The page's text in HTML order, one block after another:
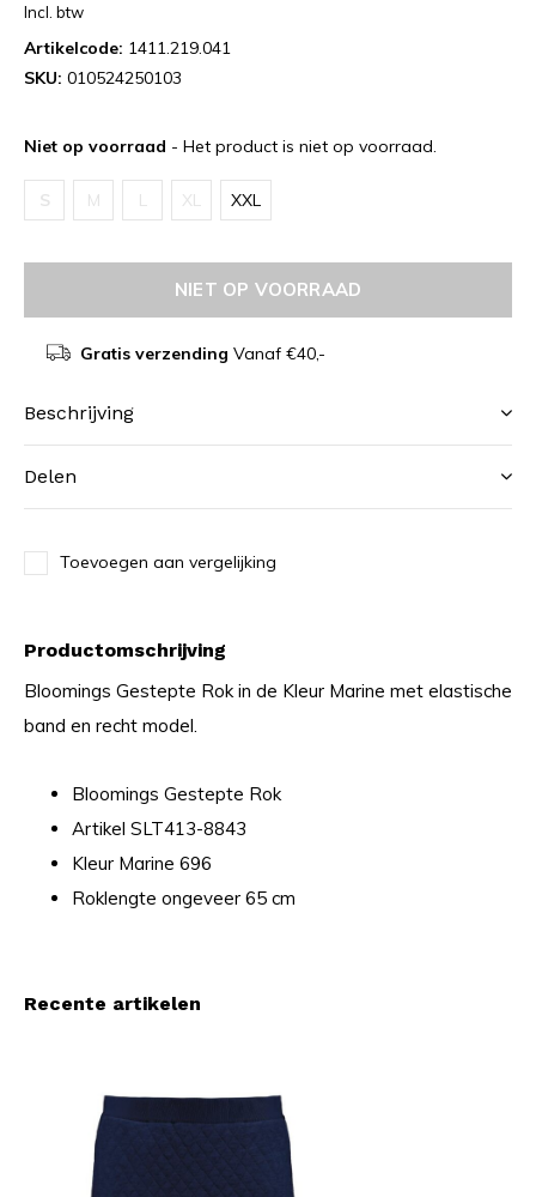
Incl. btw
Artikelcode: 1411.219.041
SKU: 010524250103
Niet op voorraad - Het product is niet op voorraad.
S M L XL XXL
NIET OP VOORRAAD
Gratis verzending Vanaf €40,-
Beschrijving
Delen
Toevoegen aan vergelijking
Productomschrijving
Bloomings Gestepte Rok in de Kleur Marine met elastische
band en recht model.
Bloomings Gestepte Rok
Artikel SLT413-8843
Kleur Marine 696
Roklengte ongeveer 65 cm
Recente artikelen